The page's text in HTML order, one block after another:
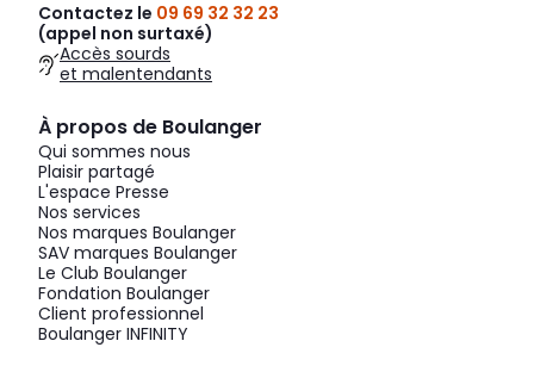
Contactez le 09 69 32 32 23
(appel non surtaxé)
Accès sourds
et malentendants
À propos de Boulanger
Qui sommes nous
Plaisir partagé
L'espace Presse
Nos services
Nos marques Boulanger
SAV marques Boulanger
Le Club Boulanger
Fondation Boulanger
Client professionnel
Boulanger INFINITY